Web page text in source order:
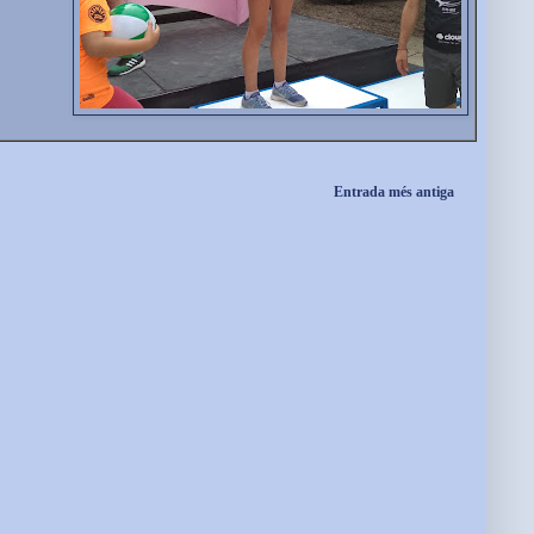
Entrada més antiga